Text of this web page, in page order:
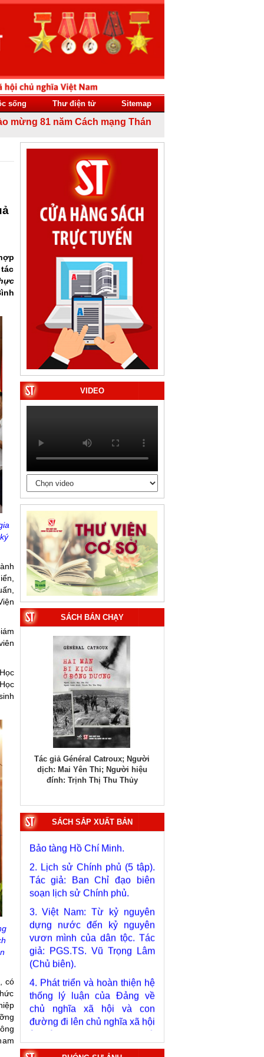
sống Thư điện tử Sitemap
81 năm Cách mạng Tháng Tám thành công (19/8/
có
VIDEO
SÁCH BÁN CHẠY
hiệu
Tác giả Đại tướng Võ Nguyên
Giáp (Phạm Chí Nhân thể hiện)
SÁCH SẮP XUẤT BẢN
Bảo tàng Hồ Chí Minh.
2. Lịch sử Chính phủ (5 tập).
Tác giả: Ban Chỉ đạo biên
soạn lịch sử Chính phủ.
3. Việt Nam: Từ kỷ nguyên
dựng nước đến kỷ nguyên
vươn mình của dân tộc. Tác
giả: PGS.TS. Vũ Trọng Lâm
(Chủ biên).
4. Phát triển và hoàn thiện hệ
thống lý luận của Đảng về
chủ nghĩa xã hội và con
đường đi lên chủ nghĩa xã hội
ở Việt Nam qua 40 năm đổi
mới tiến tới Đại hội đại biểu
giả: PGS.TS. Tô Huy Rứa